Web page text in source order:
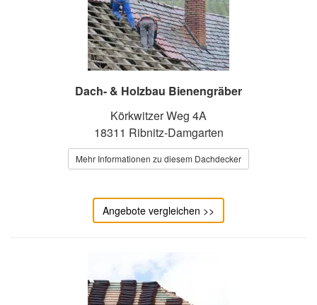
Dach- & Holzbau Bienengräber
Körkwitzer Weg 4A
18311 Ribnitz-Damgarten
Mehr Informationen zu diesem Dachdecker
Angebote vergleichen >>